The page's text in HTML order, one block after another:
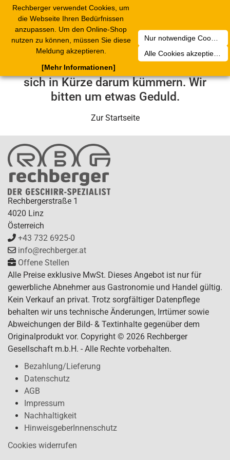
Rechberger verwendet Cookies, um
die Webseite Ihren Bedürfnissen
anzupassen. Um den Online-Shop
nutzen zu können, müssen Sie diese
Meldung akzeptieren.
Nur notwendige Cookies akzeptieren
Alle Cookies akzeptieren
[Mehr Informationen]
Leider ist ein technischer Fehler
aufgetreten. Unser Service-Team wird
sich in Kürze darum kümmern. Wir
bitten um etwas Geduld.
Zur Startseite
Rechbergerstraße 1
4020 Linz
Österreich
+43 732 6925-0
info@rechberger.at
Offene Stellen
Alle Preise exklusive MwSt. Dieses Angebot ist nur für
gewerbliche Abnehmer aus Gastronomie und Handel gültig.
Kein Verkauf an privat. Trotz sorgfältiger Datenpflege
behalten wir uns technische Änderungen, Irrtümer sowie
Abweichungen der Bild- & Textinhalte gegenüber dem
Originalprodukt vor. Copyright © 2026 Rechberger
Gesellschaft m.b.H. - Alle Rechte vorbehalten.
Bezahlung/Lieferung
Datenschutz
AGB
Impressum
Nachhaltigkeit
HinweisgeberInnenschutz
Cookies widerrufen